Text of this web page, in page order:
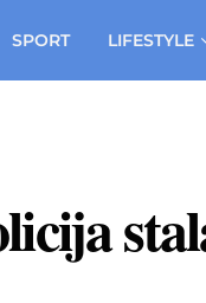
SPORT LIFESTYLE